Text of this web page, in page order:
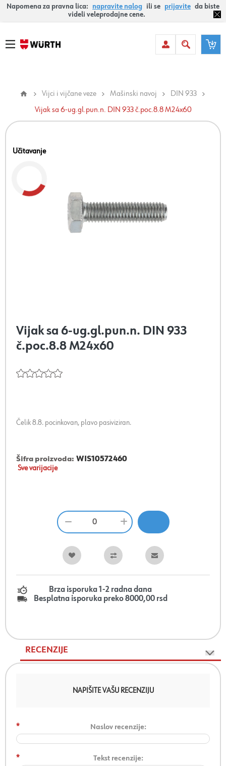
Napomena za pravna lica: napravite nalog ili se prijavite da biste
videli veleprodajne cene.
Vijci i vijčane veze Mašinski navoj
DIN 933
Vijak sa 6-ug.gl.pun.n. DIN 933 č.poc.8.8 M24x60
Učitavanje
Vijak sa 6-ug.gl.pun.n. DIN 933
č.poc.8.8 M24x60
Čelik 8.8. pocinkovan, plavo pasiviziran.
Šifra proizvoda: WIS10572460
Sve varijacije
Brza isporuka 1-2 radna dana
Besplatna isporuka preko 8000,00 rsd
RECENZIJE
NAPIŠITE VAŠU RECENZIJU
Naslov recenzije:
*
Tekst recenzije:
*